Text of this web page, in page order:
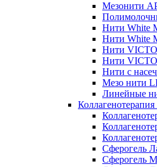
Мезонити
Нити White
Нити White
Нити
Нити
Нити с
Мезо нити
Линейные
Коллагенотерапия
Сферогель
Сферогель